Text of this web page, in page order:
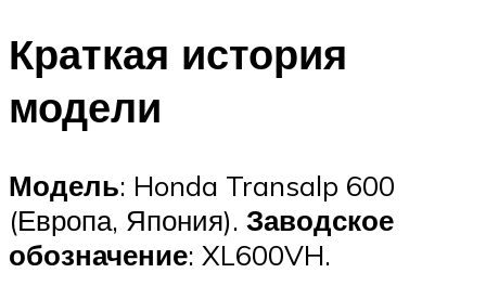
Краткая история
модели
Модель: Honda Transalp 600
(Европа, Япония). Заводское
обозначение: XL600VH.